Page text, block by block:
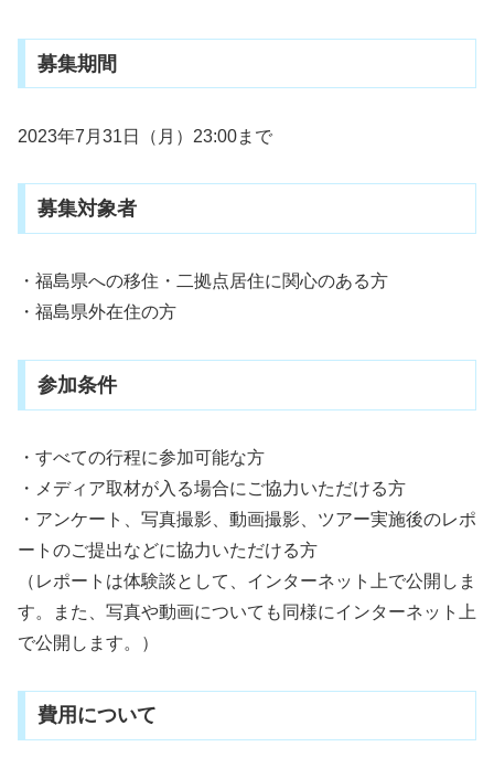
募集期間
2023年7月31日（月）23:00まで
募集対象者
・福島県への移住・二拠点居住に関心のある方
・福島県外在住の方
参加条件
・すべての行程に参加可能な方
・メディア取材が入る場合にご協力いただける方
・アンケート、写真撮影、動画撮影、ツアー実施後のレポ
ートのご提出などに協力いただける方
（レポートは体験談として、インターネット上で公開しま
す。また、写真や動画についても同様にインターネット上
で公開します。）
費用について